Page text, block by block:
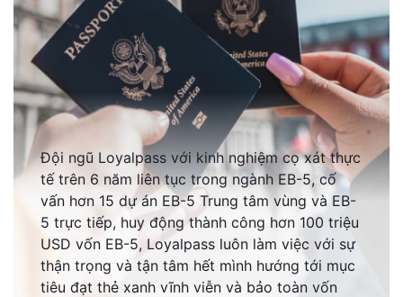
Đội ngũ Loyalpass với kinh nghiệm cọ xát thực
tế trên 6 năm liên tục trong ngành EB-5, cố
vấn hơn 15 dự án EB-5 Trung tâm vùng và EB-
5 trực tiếp, huy động thành công hơn 100 triệu
USD vốn EB-5, Loyalpass luôn làm việc với sự
thận trọng và tận tâm hết mình hướng tới mục
tiêu đạt thẻ xanh vĩnh viễn và bảo toàn vốn